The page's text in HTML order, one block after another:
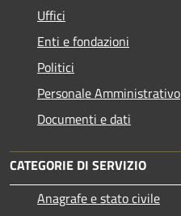
Uffici
Enti e fondazioni
Politici
Personale Amministrativo
Documenti e dati
CATEGORIE DI SERVIZIO
Anagrafe e stato civile